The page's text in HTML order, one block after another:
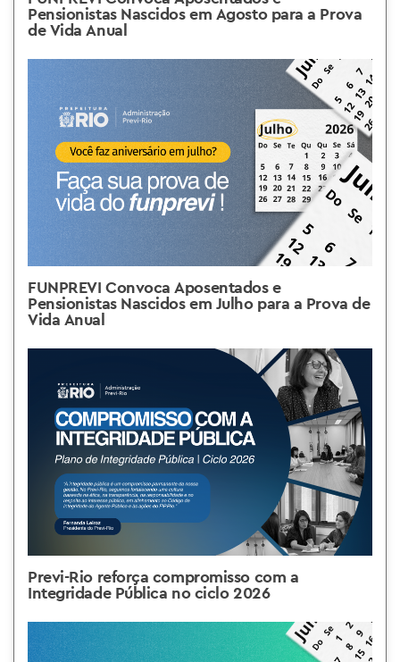
Pensionistas Nascidos em Agosto para a Prova
de Vida Anual
FUNPREVI Convoca Aposentados e
Pensionistas Nascidos em Julho para a Prova de
Vida Anual
Previ-Rio reforça compromisso com a
Integridade Pública no ciclo 2026